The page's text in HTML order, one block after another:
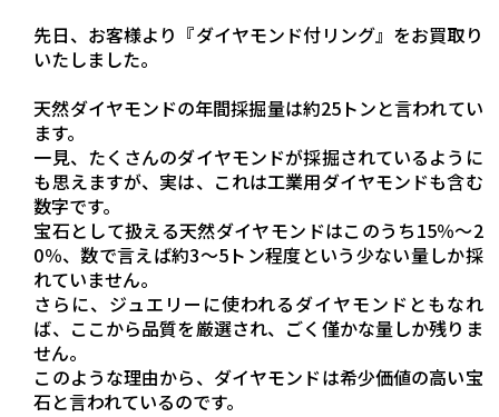
先日、お客様より『ダイヤモンド付リング』をお買取り
いたしました。
天然ダイヤモンドの年間採掘量は約25トンと言われてい
ます。
一見、たくさんのダイヤモンドが採掘されているように
も思えますが、実は、これは工業用ダイヤモンドも含む
数字です。
宝石として扱える天然ダイヤモンドはこのうち15％～2
0％、数で言えば約3～5トン程度という少ない量しか採
れていません。
さらに、ジュエリーに使われるダイヤモンドともなれ
ば、ここから品質を厳選され、ごく僅かな量しか残りま
せん。
このような理由から、ダイヤモンドは希少価値の高い宝
石と言われているのです。